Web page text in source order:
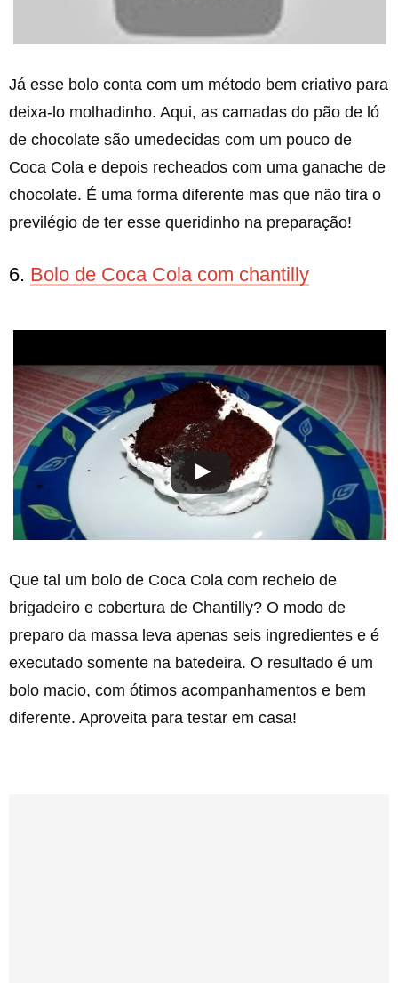
Já esse bolo conta com um método bem criativo para
deixa-lo molhadinho. Aqui, as camadas do pão de ló
de chocolate são umedecidas com um pouco de
Coca Cola e depois recheados com uma ganache de
chocolate. É uma forma diferente mas que não tira o
previlégio de ter esse queridinho na preparação!
6. Bolo de Coca Cola com chantilly
Que tal um bolo de Coca Cola com recheio de
brigadeiro e cobertura de Chantilly? O modo de
preparo da massa leva apenas seis ingredientes e é
executado somente na batedeira. O resultado é um
bolo macio, com ótimos acompanhamentos e bem
diferente. Aproveita para testar em casa!